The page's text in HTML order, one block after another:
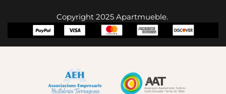
Copyright 2025 Apartmueble.